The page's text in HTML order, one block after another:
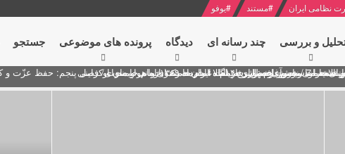
نظامی ایران #مستند #یوفو
و بررسی چند رسانه ای دیدگاه‌ پرونده های موضوعی جستجو
پنجم: حفظ عزّت و کرامت انقلابی
محمود منصور افسر ارشد اطلاعات مصر درباره هواپیمای اوکراینی
انتخابات ریاست جمهوری از نگاه امام خامنه ای
در سخنرانی نوروزی خطاب به ملت ایران + نکته خوانی و صوت
به مناسبت آغاز سال ۱۴۰۰